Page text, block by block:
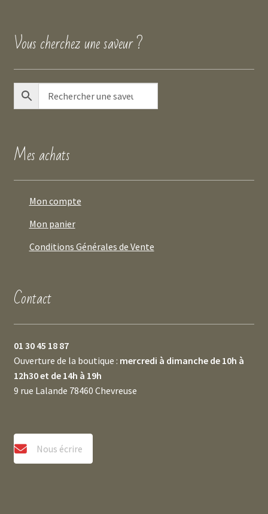
Vous cherchez une saveur ?
Mes achats
Mon compte
Mon panier
Conditions Générales de Vente
Contact
01 30 45 18 87
Ouverture de la boutique : mercredi à dimanche de 10h à
12h30 et de 14h à 19h
9 rue Lalande 78460 Chevreuse
Nous écrire